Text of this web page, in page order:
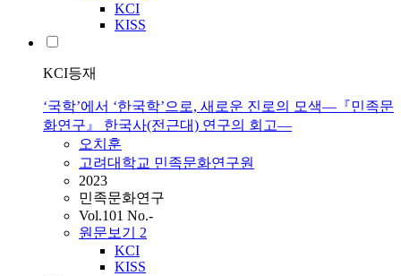
KCI
KISS
KCI등재
‘국학’에서 ‘한국학’으로, 새로운 진로의 모색—『민족문
화연구』 한국사(전근대) 연구의 회고—
오치훈
고려대학교 민족문화연구원
2023
민족문화연구
Vol.101 No.-
원문보기 2
KCI
KISS